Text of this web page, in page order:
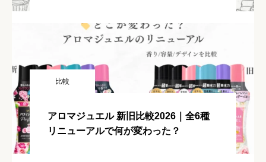
比較
アロマジュエル 新旧比較2026｜全6種
リニューアルで何が変わった？